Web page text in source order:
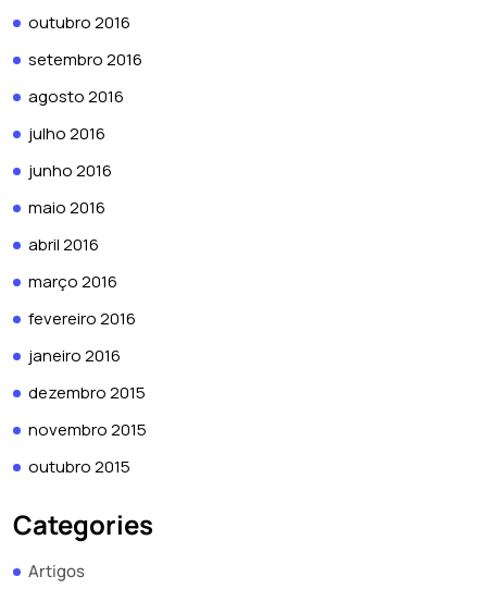
outubro 2016
setembro 2016
agosto 2016
julho 2016
junho 2016
maio 2016
abril 2016
março 2016
fevereiro 2016
janeiro 2016
dezembro 2015
novembro 2015
outubro 2015
Categories
Artigos